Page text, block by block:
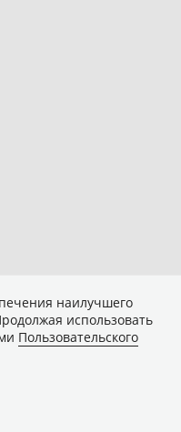
наилучшего
использовать
Пользовательского